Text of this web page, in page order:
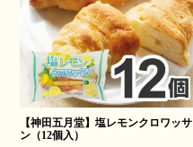
【神田五月堂】塩レモンクロワッサ
ン（12個入）